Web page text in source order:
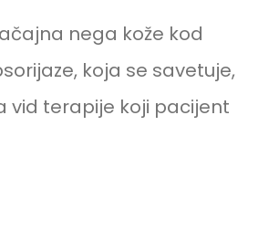
nega kože kod
koja se savetuje,
vid terapije koji pacijent